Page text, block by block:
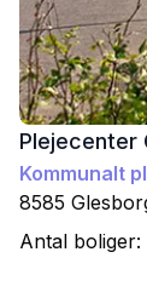
Plejecenter
Kommunalt
8585
Antal boliger: